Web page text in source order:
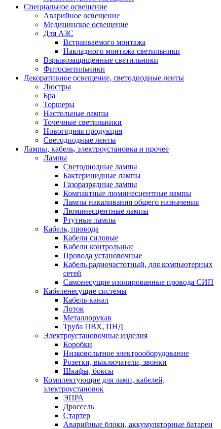
Специальное освещение
Аварийное освещение
Медицинское освещение
Для АЗС
Встраиваемого монтажа
Накладного монтажа светильники
Взрывозащищенные светильники
Фитосветильники
Декоративное освещение, светодиодные ленты
Люстры
Бра
Торшеры
Настольные лампы
Точечные светильники
Новогодняя продукция
Светодиодные ленты
Лампы, кабель, электроустановка и прочее
Лампы
Светодиодные лампы
Бактерицидные лампы
Газоразрядные лампы
Компактные люминесцентные лампы
Лампы накаливания общего назначения
Люминесцентные лампы
Ртутные лампы
Кабель, провода
Кабели силовые
Кабели контрольные
Провода установочные
Кабель радиочастотный, для компьютерных
сетей
Самонесущие изолированные провода СИП
Кабеленесущие системы
Кабель-канал
Лоток
Металлорукав
Труба ПВХ, ПНД
Электроустановочные изделия
Коробки
Низковольтное электрооборудование
Розетки, выключатели, звонки
Шкафы, боксы
Комплектующие для ламп, кабелей,
электроустановок
ЭПРА
Дроссель
Стартер
Аварийные блоки, аккумуляторные батареи